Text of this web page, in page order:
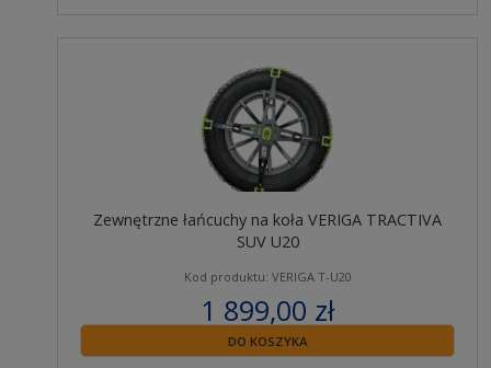
Zewnętrzne łańcuchy na koła VERIGA TRACTIVA
SUV U20
Kod produktu: VERIGA T-U20
1 899,00 zł
zawiera 23% VAT
DO KOSZYKA